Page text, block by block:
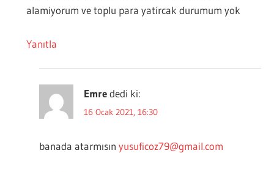
alamiyorum ve toplu para yatircak durumum yok
Yanıtla
Emre dedi ki:
16 Ocak 2021, 16:30
banada atarmısın yusuficoz79@gmail.com